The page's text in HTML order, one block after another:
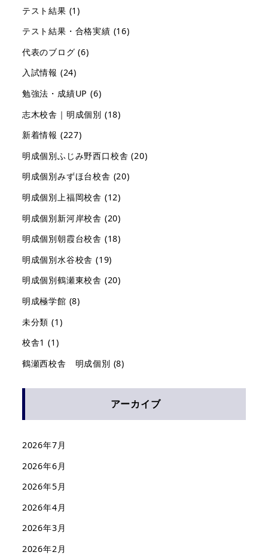
テスト結果 (1)
テスト結果・合格実績 (16)
代表のブログ (6)
入試情報 (24)
勉強法・成績UP (6)
志木校舎｜明成個別 (18)
新着情報 (227)
明成個別ふじみ野西口校舎 (20)
明成個別みずほ台校舎 (20)
明成個別上福岡校舎 (12)
明成個別新河岸校舎 (20)
明成個別朝霞台校舎 (18)
明成個別水谷校舎 (19)
明成個別鶴瀬東校舎 (20)
明成極学館 (8)
未分類 (1)
校舎1 (1)
鶴瀬西校舎 明成個別 (8)
アーカイブ
2026年7月
2026年6月
2026年5月
2026年4月
2026年3月
2026年2月